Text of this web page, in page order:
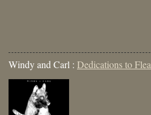
Windy and Carl : Dedications to Flea